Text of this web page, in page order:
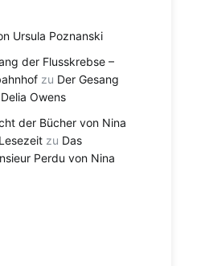
Ursula Poznanski
der Flusskrebse –
zu Der Gesang
Owens
der Bücher von Nina
zu Das
Perdu von Nina